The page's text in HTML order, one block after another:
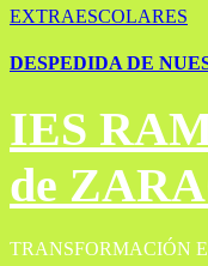
EXTRAESCOLARES
DESPEDIDA DE
IES
de
TRANSFORMACIÓN